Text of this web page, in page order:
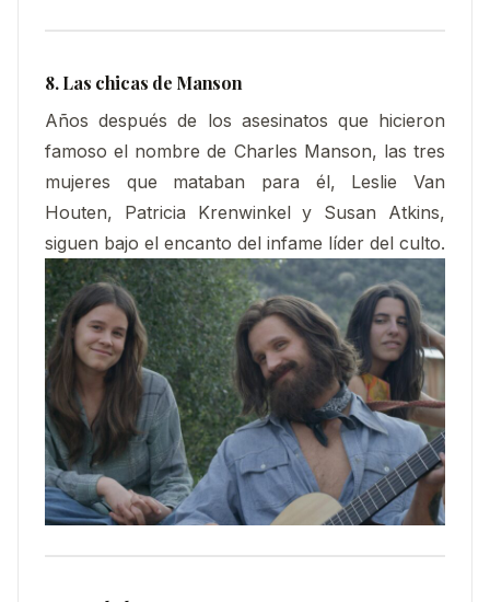
8. Las chicas de Manson
Años después de los asesinatos que hicieron
famoso el nombre de Charles Manson, las tres
mujeres que mataban para él, Leslie Van
Houten, Patricia Krenwinkel y Susan Atkins,
siguen bajo el encanto del infame líder del culto.